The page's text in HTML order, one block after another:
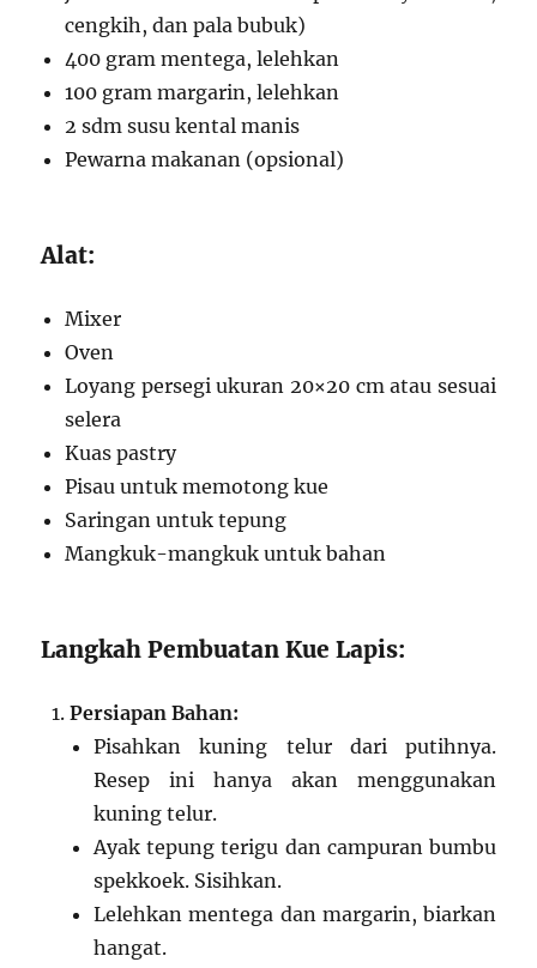
cengkih, dan pala bubuk)
400 gram mentega, lelehkan
100 gram margarin, lelehkan
2 sdm susu kental manis
Pewarna makanan (opsional)
Alat:
Mixer
Oven
Loyang persegi ukuran 20×20 cm atau sesuai
selera
Kuas pastry
Pisau untuk memotong kue
Saringan untuk tepung
Mangkuk-mangkuk untuk bahan
Langkah Pembuatan Kue Lapis:
Persiapan Bahan:
Pisahkan kuning telur dari putihnya.
Resep ini hanya akan menggunakan
kuning telur.
Ayak tepung terigu dan campuran bumbu
spekkoek. Sisihkan.
Lelehkan mentega dan margarin, biarkan
hangat.